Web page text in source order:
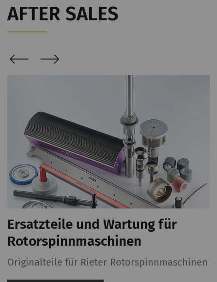
AFTER SALES
Ersatzteile und Wartung für
Rotorspinnmaschinen
Originalteile für Rieter Rotorspinnmaschinen